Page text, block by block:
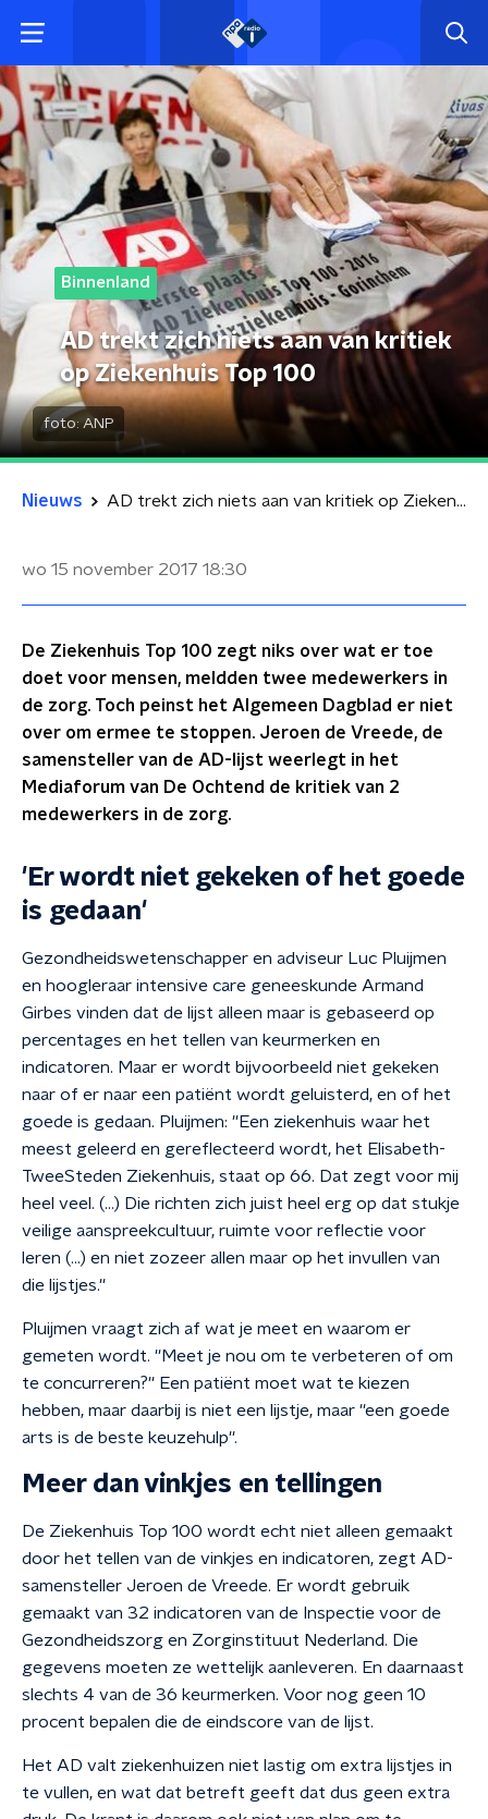
Binnenland
AD trekt zich niets aan van kritiek
op Ziekenhuis Top 100
foto: ANP
Nieuws AD trekt zich niets aan van kritiek op Ziekenhuis Top 100
wo 15 november 2017 18:30
De Ziekenhuis Top 100 zegt niks over wat er toe
doet voor mensen, meldden twee medewerkers in
de zorg. Toch peinst het Algemeen Dagblad er niet
over om ermee te stoppen. Jeroen de Vreede, de
samensteller van de AD-lijst weerlegt in het
Mediaforum van De Ochtend de kritiek van 2
medewerkers in de zorg.
'Er wordt niet gekeken of het goede
is gedaan'
Gezondheidswetenschapper en adviseur Luc Pluijmen
en hoogleraar intensive care geneeskunde Armand
Girbes vinden dat de lijst alleen maar is gebaseerd op
percentages en het tellen van keurmerken en
indicatoren. Maar er wordt bijvoorbeeld niet gekeken
naar of er naar een patiënt wordt geluisterd, en of het
goede is gedaan. Pluijmen: ''Een ziekenhuis waar het
meest geleerd en gereflecteerd wordt, het Elisabeth-
TweeSteden Ziekenhuis, staat op 66. Dat zegt voor mij
heel veel. (…) Die richten zich juist heel erg op dat stukje
veilige aanspreekcultuur, ruimte voor reflectie voor
leren (…) en niet zozeer allen maar op het invullen van
die lijstjes.''
Pluijmen vraagt zich af wat je meet en waarom er
gemeten wordt. ''Meet je nou om te verbeteren of om
te concurreren?'' Een patiënt moet wat te kiezen
hebben, maar daarbij is niet een lijstje, maar ''een goede
arts is de beste keuzehulp''.
Meer dan vinkjes en tellingen
De Ziekenhuis Top 100 wordt echt niet alleen gemaakt
door het tellen van de vinkjes en indicatoren, zegt AD-
samensteller Jeroen de Vreede. Er wordt gebruik
gemaakt van 32 indicatoren van de Inspectie voor de
Gezondheidszorg en Zorginstituut Nederland. Die
gegevens moeten ze wettelijk aanleveren. En daarnaast
slechts 4 van de 36 keurmerken. Voor nog geen 10
procent bepalen die de eindscore van de lijst.
Het AD valt ziekenhuizen niet lastig om extra lijstjes in
te vullen, en wat dat betreft geeft dat dus geen extra